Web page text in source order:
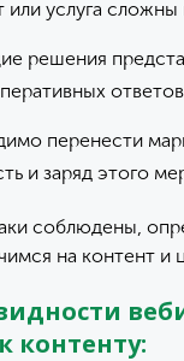
или услуга
решения
перенести
и заряд этого
соблюдены,
на контент и
контенту: